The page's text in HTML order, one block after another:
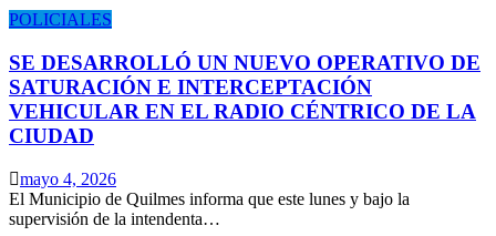
POLICIALES
SE DESARROLLÓ UN NUEVO OPERATIVO DE
SATURACIÓN E INTERCEPTACIÓN
VEHICULAR EN EL RADIO CÉNTRICO DE LA
CIUDAD
mayo 4, 2026
El Municipio de Quilmes informa que este lunes y bajo la
supervisión de la intendenta…